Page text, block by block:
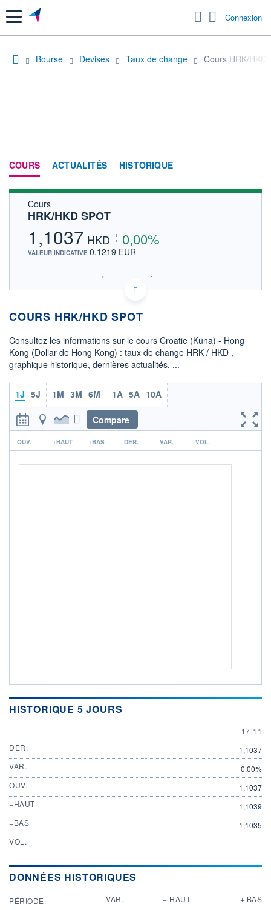
Menu Connexion
Bourse Devises Taux de change Cours HRK/HKD
COURS ACTUALITÉS HISTORIQUE
Cours
HRK/HKD SPOT
1,1037 HKD 0,00%
VALEUR INDICATIVE 0,1219 EUR
SIX - FOREX 2 DONNÉES TEMPS RÉEL
Politique d'exécution
OUVERTURE
1,1037
+ HAUT
1,1039
+ BAS
1,1035
COURS HRK/HKD SPOT
Consultez les informations sur le cours Croatie (Kuna) - Hong
Kong (Dollar de Hong Kong) : taux de change HRK / HKD ,
graphique historique, dernières actualités, ...
1J 5J 1M 3M 6M 1A 5A 10A
Compare
r
OUV. +HAUT +BAS DER. VAR. VOL.
HISTORIQUE 5 JOURS
17
17-11
DER.
1,1037
VAR.
0,00%
OUV.
1,1037
+HAUT
1,1039
+BAS
1,1035
VOL.
-
DONNÉES HISTORIQUES
PÉRIODE VAR. + HAUT + BAS